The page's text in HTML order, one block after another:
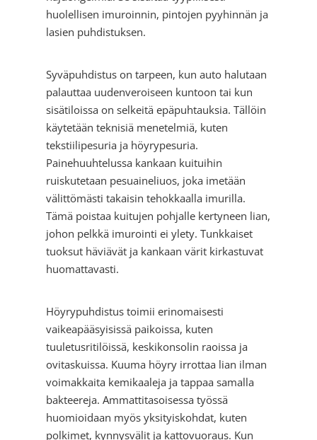
huolellisen imuroinnin, pintojen pyyhinnän ja
lasien puhdistuksen.
Syväpuhdistus on tarpeen, kun auto halutaan
palauttaa uudenveroiseen kuntoon tai kun
sisätiloissa on selkeitä epäpuhtauksia. Tällöin
käytetään teknisiä menetelmiä, kuten
tekstiilipesuria ja höyrypesuria.
Painehuuhtelussa kankaan kuituihin
ruiskutetaan pesuaineliuos, joka imetään
välittömästi takaisin tehokkaalla imurilla.
Tämä poistaa kuitujen pohjalle kertyneen lian,
johon pelkkä imurointi ei ylety. Tunkkaiset
tuoksut häviävät ja kankaan värit kirkastuvat
huomattavasti.
Höyrypuhdistus toimii erinomaisesti
vaikeapääsyisissä paikoissa, kuten
tuuletusritilöissä, keskikonsolin raoissa ja
ovitaskuissa. Kuuma höyry irrottaa lian ilman
voimakkaita kemikaaleja ja tappaa samalla
bakteereja. Ammattitasoisessa työssä
huomioidaan myös yksityiskohdat, kuten
polkimet, kynnysvälit ja kattovuoraus. Kun